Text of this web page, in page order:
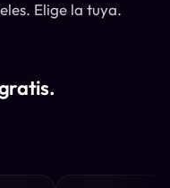
Elige la tuya.